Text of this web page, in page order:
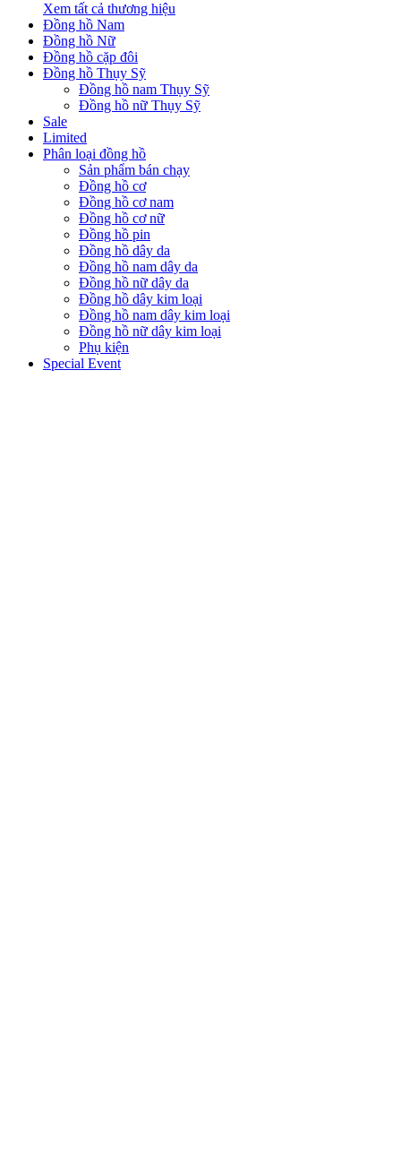
Xem tất cả thương hiệu
Đồng hồ Nam
Đồng hồ Nữ
Đồng hồ cặp đôi
Đồng hồ Thụy Sỹ
Đồng hồ nam Thụy Sỹ
Đồng hồ nữ Thụy Sỹ
Sale
Limited
Phân loại đồng hồ
Sản phẩm bán chạy
Đồng hồ cơ
Đồng hồ cơ nam
Đồng hồ cơ nữ
Đồng hồ pin
Đồng hồ dây da
Đồng hồ nam dây da
Đồng hồ nữ dây da
Đồng hồ dây kim loại
Đồng hồ nam dây kim loại
Đồng hồ nữ dây kim loại
Phụ kiện
Special Event